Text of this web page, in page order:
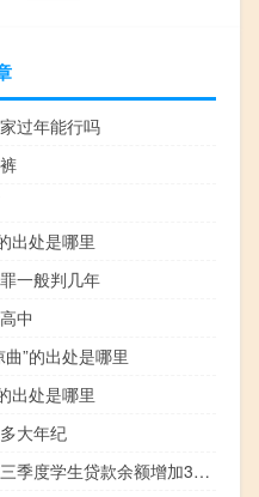
过年能行吗
出处是哪里
一般判几年
中
”的出处是哪里
出处是哪里
大年纪
纽约联储：第三季度学生贷款余额增加300亿美元达到1.6万亿美元